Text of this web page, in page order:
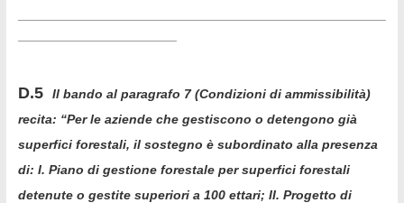
D.5
Il bando al paragrafo 7 (Condizioni di ammissibilità)
recita: “Per le aziende che gestiscono o detengono già
superfici forestali, il sostegno è subordinato alla presenza
di: I. Piano di gestione forestale per superfici forestali
detenute o gestite superiori a 100 ettari; II. Progetto di